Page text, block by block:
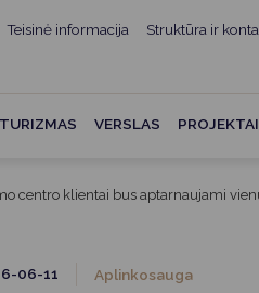
Teisinė informacija
Norminiai teisės aktai
Mero potvarkiai
Struktūra ir
Konsultavimasis
TURIZMAS VERSLAS PROJEKTAI
centro klientai bus aptarnaujami
06-11 Aplinkosauga